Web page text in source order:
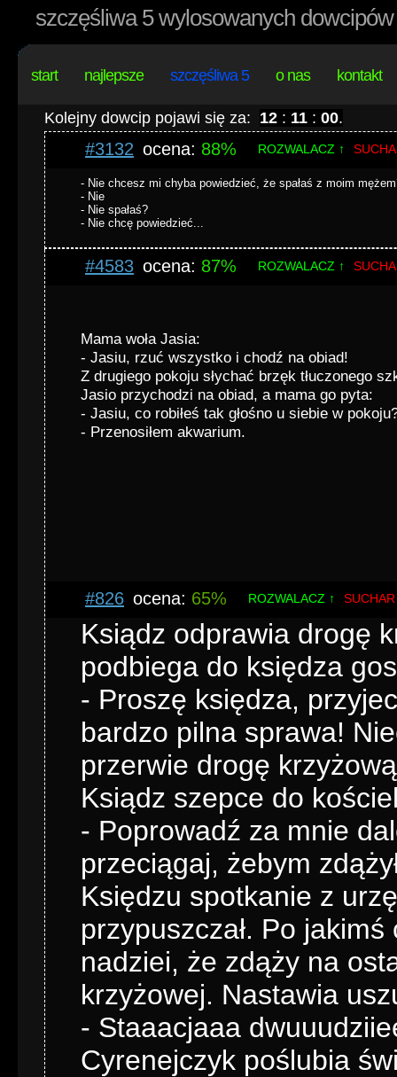
szczęśliwa 5 wylosowanych
start najlepsze szczęśliwa 5 o nas kontakt
Kolejny dowcip pojawi się za: 12 : 10 :59.
#3132 ocena: 88% ROZWALACZ ↑
- Nie chcesz mi chyba powiedzieć, że spałaś z moim
- Nie
- Nie spałaś?
- Nie chcę powiedzieć...
#4583 ocena: 87% ROZWALACZ ↑
Mama woła Jasia:
- Jasiu, rzuć wszystko i chodź na obiad!
Z drugiego pokoju słychać brzęk tłuczonego
Jasio przychodzi na obiad, a mama go pyta:
- Jasiu, co robiłeś tak głośno u siebie w
- Przenosiłem akwarium.
#826 ocena: 65% ROZWALACZ ↑
Ksiądz odprawia drogę
podbiega do księdza
- Proszę księdza,
bardzo pilna sprawa!
przerwie drogę
Ksiądz szepce do
- Poprowadź za mnie
przeciągaj, żebym
Księdzu spotkanie z
przypuszczał. Po
nadziei, że zdąży na
krzyżowej. Nastawia
- Staaacjaaa
Cyrenejczyk poślubia